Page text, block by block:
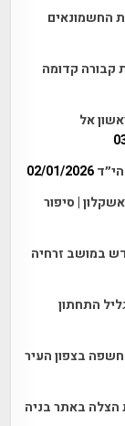
החשמונאים
קבורה קדומה
אל
02/01/2026
| סיפור
במושב זרחיה
התחתון
מפוארת בת 1,600 שנה נחשפה בצפון העיר
בחפירות הצלה באתר בניה